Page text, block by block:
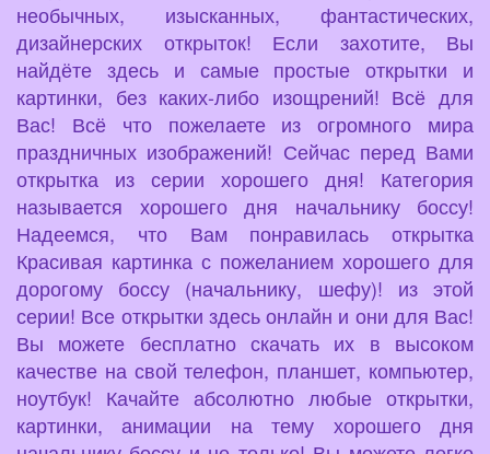
необычных, изысканных, фантастических,
дизайнерских открыток! Если захотите, Вы
найдёте здесь и самые простые открытки и
картинки, без каких-либо изощрений! Всё для
Вас! Всё что пожелаете из огромного мира
праздничных изображений! Сейчас перед Вами
открытка из серии хорошего дня! Категория
называется хорошего дня начальнику боссу!
Надеемся, что Вам понравилась открытка
Красивая картинка с пожеланием хорошего для
дорогому боссу (начальнику, шефу)! из этой
серии! Все открытки здесь онлайн и они для Вас!
Вы можете бесплатно скачать их в высоком
качестве на свой телефон, планшет, компьютер,
ноутбук! Качайте абсолютно любые открытки,
картинки, анимации на тему хорошего дня